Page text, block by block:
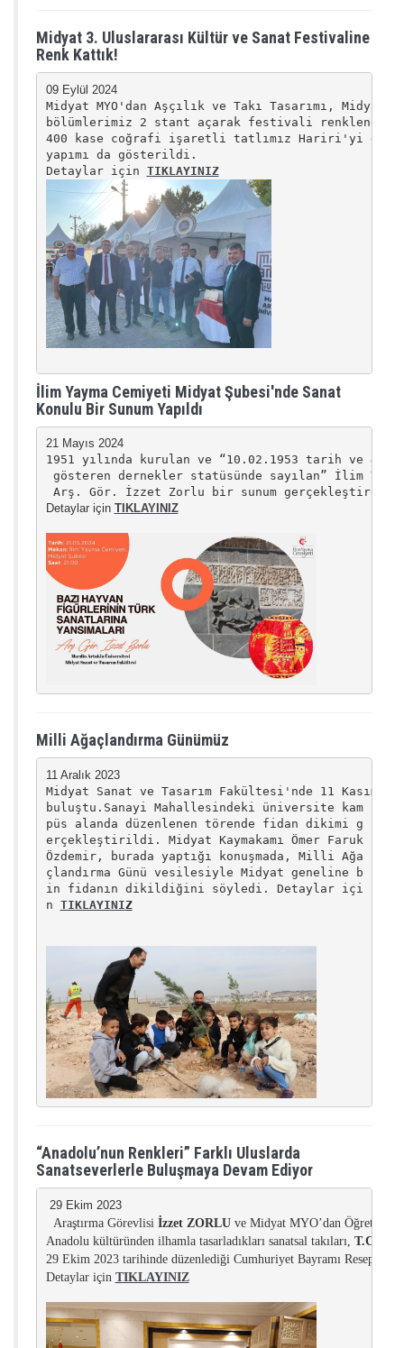
Midyat 3. Uluslararası Kültür ve Sanat Festivaline
Renk Kattık!
09 Eylül 2024
Midyat MYO'dan Aşçılık ve Takı Tasarımı, Midyat
bölümlerimiz 2 stant açarak festivali
400 kase coğrafi işaretli tatlımız Hariri'yi
yapımı da gösterildi.
Detaylar için TIKLAYINIZ
İlim Yayma Cemiyeti Midyat Şubesi'nde Sanat
Konulu Bir Sunum Yapıldı
21 Mayıs 2024
1951 yılında kurulan ve “10.02.1953 tarih ve 4/
gösteren dernekler statüsünde sayılan” İlim
Detaylar için TIKLAYINIZ
Milli Ağaçlandırma Günümüz
11 Aralık 2023
Midyat Sanat ve Tasarım Fakültesi'nde 11 Kasım
buluştu. Sanayi Mahallesindeki üniversite kam
püs alanda düzenlenen törende fidan dikimi g
erçekleştirildi. Midyat Kaymakamı Ömer Faruk
Özdemir, burada yaptığı konuşmada, Milli Ağa
çlandırma Günü vesilesiyle Midyat geneline b
in fidanın dikildiğini söyledi. Detaylar içi
n TIKLAYINIZ
“Anadolu’nun Renkleri” Farklı Uluslarda
Sanatseverlerle Buluşmaya Devam Ediyor
29 Ekim 2023
Araştırma Görevlisi İzzet ZORLU ve Midyat MYO’dan Öğretim
Anadolu kültüründen ilhamla tasarladıkları sanatsal takıları, T.C.
29 Ekim 2023 tarihinde düzenlediği Cumhuriyet Bayramı
Detaylar için TIKLAYINIZ